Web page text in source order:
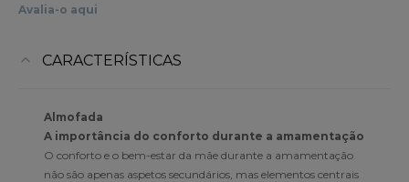
Avalia-o aqui
CARACTERÍSTICAS
Almofada
A importância do conforto durante a amamentação
O conforto e o bem-estar da mãe durante a amamentação
não são apenas aspetos secundários, mas elementos centrais